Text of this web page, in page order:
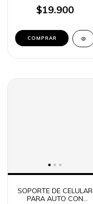
Q500
$19.900
SOPORTE DE CELULAR
PARA AUTO CON